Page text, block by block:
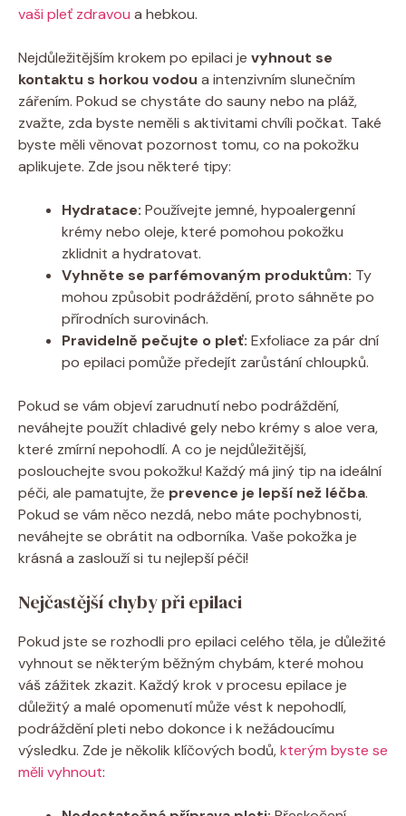
vaši pleť zdravou a hebkou.
Nejdůležitějším krokem po epilaci je vyhnout se
kontaktu s horkou vodou a intenzivním slunečním
zářením. Pokud se chystáte do sauny nebo na pláž,
zvažte, zda byste neměli s aktivitami chvíli počkat. Také
byste měli věnovat pozornost tomu, co na pokožku
aplikujete. Zde jsou některé tipy:
Hydratace: Používejte jemné, hypoalergenní
krémy nebo oleje, které pomohou pokožku
zklidnit a hydratovat.
Vyhněte se parfémovaným produktům: Ty
mohou způsobit podráždění, proto sáhněte po
přírodních surovinách.
Pravidelně pečujte o pleť: Exfoliace za pár dní
po epilaci pomůže předejít zarůstání chloupků.
Pokud se vám objeví zarudnutí nebo podráždění,
neváhejte použít chladivé gely nebo krémy s aloe vera,
které zmírní nepohodlí. A co je nejdůležitější,
poslouchejte svou pokožku! Každý má jiný tip na ideální
péči, ale pamatujte, že prevence je lepší než léčba.
Pokud se vám něco nezdá, nebo máte pochybnosti,
neváhejte se obrátit na odborníka. Vaše pokožka je
krásná a zaslouží si tu nejlepší péči!
Nejčastější chyby při epilaci
Pokud jste se rozhodli pro epilaci celého těla, je důležité
vyhnout se některým běžným chybám, které mohou
váš zážitek zkazit. Každý krok v procesu epilace je
důležitý a malé opomenutí může vést k nepohodlí,
podráždění pleti nebo dokonce i k nežádoucímu
výsledku. Zde je několik klíčových bodů,kterým byste se
měli vyhnout: